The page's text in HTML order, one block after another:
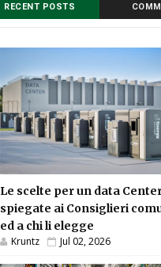
RECENT POSTS
Le scelte per un data
spiegate ai Consiglieri
ed a chi li elegge
Kruntz Jul 02, 2026